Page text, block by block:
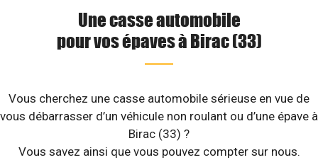
Une casse automobile
pour vos épaves à Birac (33)
Vous cherchez une casse automobile sérieuse en vue de
vous débarrasser d’un véhicule non roulant ou d’une épave à
Birac (33) ?
Vous savez ainsi que vous pouvez compter sur nous.